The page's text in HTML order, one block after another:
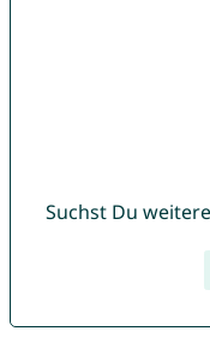
Suchst Du